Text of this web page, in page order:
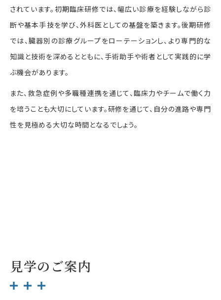
されています。初期臨床研修では、幅広い診療を経験しながら診
断や基本手技を学び、外科医としての基盤を築きます。後期研修
では、臓器別の診療グループをローテーションし、より専門的な
知識と技術を深めるとともに、手術助手や術者として実践的に学
ぶ機会があります。
また、救急症例や多職種連携を通じて、臨床力やチームで働く力
を培うことも大切にしています。研修を通じて、自分の進路や専門
性を見極める大切な時間となるでしょう。
見学のご案内